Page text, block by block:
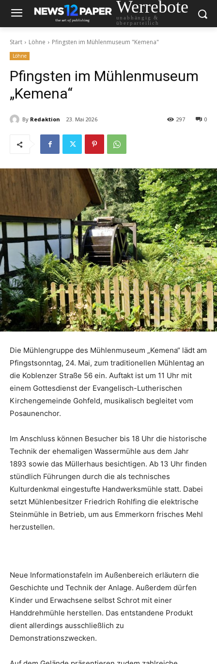
Werrebote
unabhängig &
überparteilich
Start Löhne Pfingsten im Mühlenmuseum "Kemena"
Löhne
Pfingsten im Mühlenmuseum
„Kemena“
By Redaktion 23. Mai 2026 0
297
Die Mühlengruppe des Mühlenmuseum „Kemena“ lädt am
Pfingstsonntag, 24. Mai, zum traditionellen Mühlentag an
die Koblenzer Straße 56 ein. Auftakt ist um 11 Uhr mit
einem Gottesdienst der Evangelisch-Lutherischen
Kirchengemeinde Gohfeld, musikalisch begleitet vom
Posaunenchor.
Im Anschluss können Besucher bis 18 Uhr die historische
Technik der ehemaligen Wassermühle aus dem Jahr
1893 sowie das Müllerhaus besichtigen. Ab 13 Uhr finden
stündlich Führungen durch die als technisches
Kulturdenkmal eingestufte Handwerksmühle statt. Dabei
setzt Mühlenbesitzer Friedrich Rohlfing die elektrische
Steinmühle in Betrieb, um aus Emmerkorn frisches Mehl
herzustellen.
Neue Informationstafeln im Außenbereich erläutern die
Geschichte und Technik der Anlage. Außerdem dürfen
Kinder und Erwachsene selbst Schrot mit einer
Handdrehmühle herstellen. Das entstandene Produkt
dient allerdings ausschließlich zu
Demonstrationszwecken.